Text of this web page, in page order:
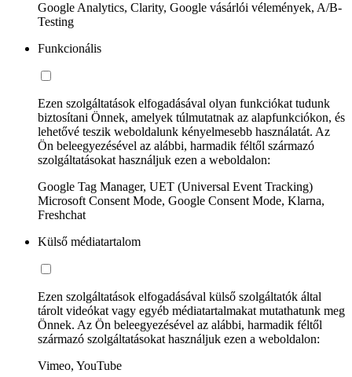
Google Analytics, Clarity, Google vásárlói vélemények, A/B-
Testing
Funkcionális
Ezen szolgáltatások elfogadásával olyan funkciókat tudunk
biztosítani Önnek, amelyek túlmutatnak az alapfunkciókon, és
lehetővé teszik weboldalunk kényelmesebb használatát. Az
Ön beleegyezésével az alábbi, harmadik féltől származó
szolgáltatásokat használjuk ezen a weboldalon:
Google Tag Manager, UET (Universal Event Tracking)
Microsoft Consent Mode, Google Consent Mode, Klarna,
Freshchat
Külső médiatartalom
Ezen szolgáltatások elfogadásával külső szolgáltatók által
tárolt videókat vagy egyéb médiatartalmakat mutathatunk meg
Önnek. Az Ön beleegyezésével az alábbi, harmadik féltől
származó szolgáltatásokat használjuk ezen a weboldalon:
Vimeo, YouTube